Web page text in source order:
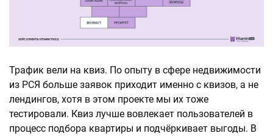
Трафик вели на квиз. По опыту в сфере недвижимости
из РСЯ больше заявок приходит именно с квизов, а не
лендингов, хотя в этом проекте мы их тоже
тестировали. Квиз лучше вовлекает пользователей в
процесс подбора квартиры и подчёркивает выгоды. В